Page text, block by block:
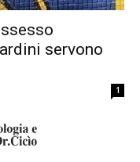
servono
1